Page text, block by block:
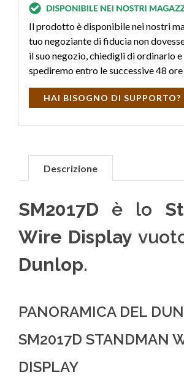
Il prodotto è disponibile nei nostri
tuo negoziante di fiducia non
il suo negozio, chiedigli di ordinarlo
spediremo entro le successive 48
HAI BISOGNO DI SUPPORTO?
Descrizione
SM2017D è lo
Wire Display
Dunlop.
PANORAMICA DEL
SM2017D STANDMAN
DISPLAY